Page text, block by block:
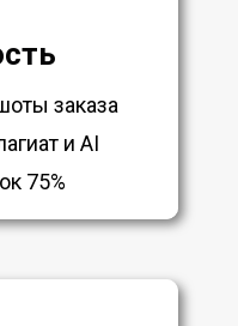
заказа
и AI
75%